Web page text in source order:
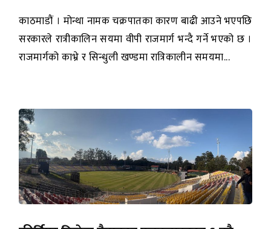
काठमाडौं । मोन्था नामक चक्रपातका कारण बाढी आउने भएपछि
सरकारले रात्रीकालिन सयमा वीपी राजमार्ग भन्दै गर्ने भएको छ ।
राजमार्गको काभ्रे र सिन्धुली खण्डमा रात्रिकालीन समयमा...